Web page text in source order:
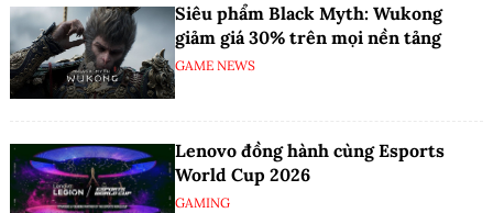
Siêu phẩm Black Myth: Wukong
giảm giá 30% trên mọi nền tảng
GAME NEWS
Lenovo đồng hành cùng Esports
World Cup 2026
GAMING